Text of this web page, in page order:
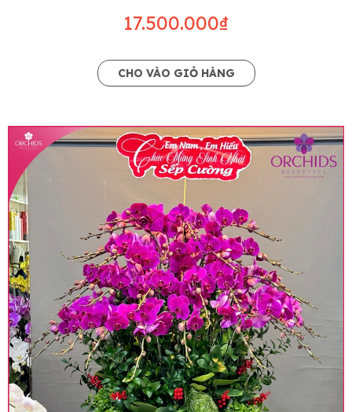
17.500.000₫
CHO VÀO GIỎ HÀNG